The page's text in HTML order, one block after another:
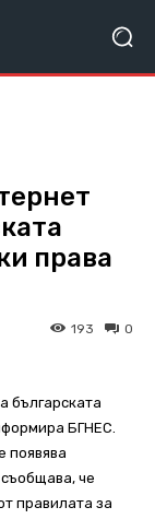
права
0
193
българската
БГНЕС.
появява
че
правилата за